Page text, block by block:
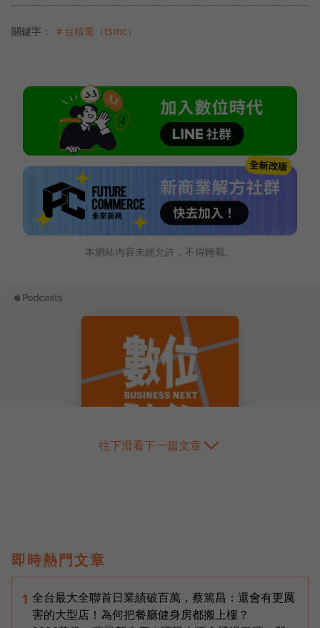
關鍵字： ＃台積電（tsmc）
本網站內容未經允許，不得轉載。
往下滑看下一篇文章
即時熱門文章
1 全台最大全聯首日業績破百萬，蔡篤昌：還會有更厲
害的大型店！為何把餐廳健身房都搬上樓？